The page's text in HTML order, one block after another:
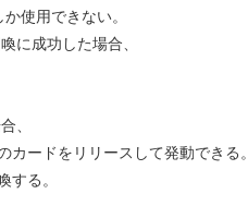
使用できない。
に成功した場合、
、
ードをリリースして発動できる。
する。